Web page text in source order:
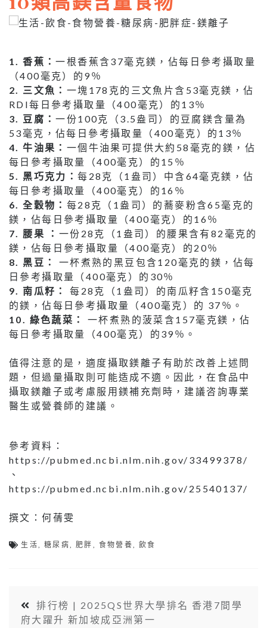
1. 香蕉：一根香蕉含37毫克鎂，佔每日參考攝取量
（400毫克）的9％
2. 三文魚： 一塊178克的三文魚片含53毫克鎂，佔
RDI每日參考攝取量（400毫克）的13％
3. 豆腐：一份100克（3.5盎司）的豆腐鎂含量為
53毫克，佔每日參考攝取量（400毫克）的13％
4. 牛油果： 一個牛油果可提供大約58毫克的鎂，佔
每日參考攝取量（400毫克）的15％
5. 黑巧克力：每28克（1盎司）中含64毫克鎂，佔
每日參考攝取量（400毫克）的16％
6. 全穀物： 每28克（1盎司）的蕎麥粉含65毫克的
鎂，佔每日參考攝取量（400毫克）的16％
7. 腰果 ： 一份28克（1盎司）的腰果含有82毫克的
鎂，佔每日參考攝取量（400毫克）的20％
8. 黑豆： 一杯煮熟的黑豆包含120毫克的鎂，佔每
日參考攝取量（400毫克）的30％
9. 南瓜籽：每28克（1盎司）的南瓜籽含150毫克
的鎂，佔每日參考攝取量（400毫克）的 37％。
10. 綠色蔬菜： 一杯煮熟的菠菜含157毫克鎂，佔
每日參考攝取量（400毫克）的39％。
值得注意的是，適度攝取鎂離子有助於改善上述問
題，但過量攝取則可能造成不適。因此，在食品中
攝取鎂離子或考慮服用鎂補充劑時，建議咨詢專業
醫生或營養師的建議。
參考資料：
https://pubmed.ncbi.nlm.nih.gov/33499378/
、
https://pubmed.ncbi.nlm.nih.gov/25540137/
撰文：何蒨雯
生活 ,糖尿病 ,肥胖 食物營養 ,飲食
排行榜 | 2025QS世界大學排名 香港7間學
府大躍升 新加坡成亞洲第一